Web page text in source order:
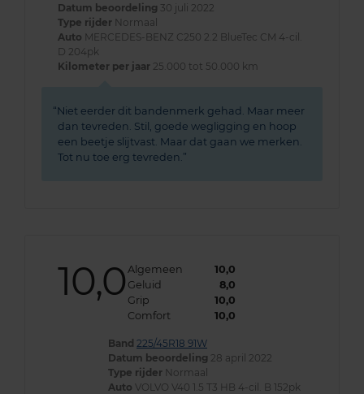
Datum beoordeling 30 juli 2022
Type rijder Normaal
Auto MERCEDES-BENZ C250 2.2 BlueTec CM 4-cil.
D 204pk
Kilometer per jaar 25.000 tot 50.000 km
Niet eerder dit bandenmerk gehad. Maar meer
dan tevreden. Stil, goede wegligging en hoop
een beetje slijtvast. Maar dat gaan we merken.
Tot nu toe erg tevreden.
10,0 Algemeen
10,0
Geluid
8,0
Grip
10,0
Comfort
10,0
Band 225/45R18 91W
Datum beoordeling 28 april 2022
Type rijder Normaal
Auto VOLVO V40 1.5 T3 HB 4-cil. B 152pk